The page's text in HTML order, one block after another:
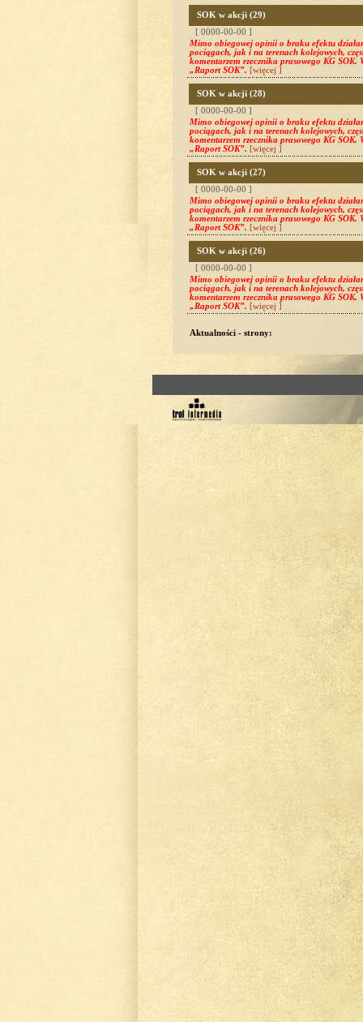
SOK w akcji (29)
[ 0000-00-00 ]
Mimo obiegowej opinii o braku efektu
pociągach, jak i na terenach kolejowych,
komentarzem rzecznika prasowego KG
„Raport SOK”. [więcej ]
SOK w akcji (28)
[ 0000-00-00 ]
Mimo obiegowej opinii o braku efektu
pociągach, jak i na terenach kolejowych,
komentarzem rzecznika prasowego KG
„Raport SOK”. [więcej ]
SOK w akcji (27)
[ 0000-00-00 ]
Mimo obiegowej opinii o braku efektu
pociągach, jak i na terenach kolejowych,
komentarzem rzecznika prasowego KG
„Raport SOK”. [więcej ]
SOK w akcji (26)
[ 0000-00-00 ]
Mimo obiegowej opinii o braku efektu
pociągach, jak i na terenach kolejowych,
komentarzem rzecznika prasowego KG
„Raport SOK”. [więcej ]
Aktualności - strony: